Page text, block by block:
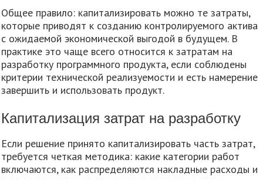
Общее правило: капитализировать можно те затраты,
которые приводят к созданию контролируемого актива
с ожидаемой экономической выгодой в будущем. В
практике это чаще всего относится к затратам на
разработку программного продукта, если соблюдены
критерии технической реализуемости и есть намерение
завершить и использовать продукт.
Капитализация затрат на разработку
Если решение принято капитализировать часть затрат,
требуется четкая методика: какие категории работ
включаются, как распределяются накладные расходы и